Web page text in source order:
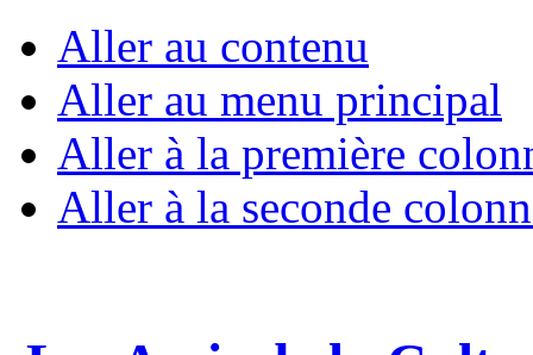
Aller au contenu
Aller au menu principal
Aller à la première
Aller à la seconde